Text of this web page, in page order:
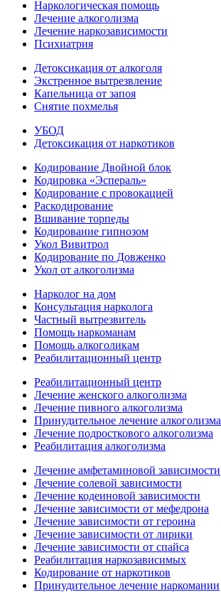
Наркологическая помощь
Лечение алкоголизма
Лечение наркозависимости
Психиатрия
Детоксикация от алкоголя
Экстренное вытрезвление
Капельница от запоя
Снятие похмелья
УБОД
Детоксикация от наркотиков
Кодирование Двойной блок
Кодировка «Эспераль»
Кодирование с провокацией
Раскодирование
Вшивание торпеды
Кодирование гипнозом
Укол Вивитрол
Кодирование по Довженко
Укол от алкоголизма
Нарколог на дом
Консультация нарколога
Частный вытрезвитель
Помощь наркоманам
Помощь алкоголикам
Реабилитационный центр
Реабилитационный центр
Лечение женского алкоголизма
Лечение пивного алкоголизма
Принудительное лечение алкоголизма
Лечение подросткового алкоголизма
Реабилитация алкоголизма
Лечение амфетаминовой зависимости
Лечение солевой зависимости
Лечение кодеиновой зависимости
Лечение зависимости от мефедрона
Лечение зависимости от героина
Лечение зависимости от лирики
Лечение зависимости от спайса
Реабилитация наркозависимых
Кодирование от наркотиков
Принудительное лечение наркомании